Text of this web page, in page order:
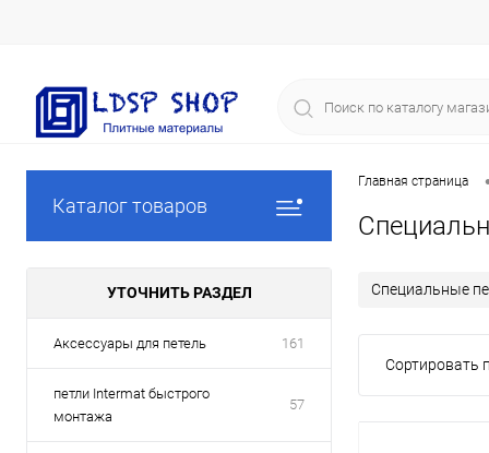
Каталог товаров
УТОЧНИТЬ РАЗДЕЛ
Аксессуары для петель 161
петли Intermat быстрого
монтажа
57
Главная страница
Специальные
Сортировать